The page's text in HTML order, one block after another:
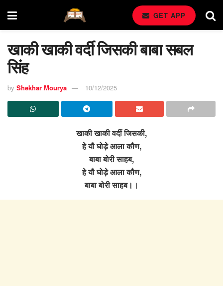
GET APP
खाकी खाकी वर्दी जिसकी बाबा सबल
सिंह
by Shekhar Mourya 10/12/2025
खाकी खाकी वर्दी जिसकी,
हे यौ घोड़े आला कौण,
बाबा बोरी साहब,
हे यौ घोड़े आला कौण,
बाबा बोरी साहब।।